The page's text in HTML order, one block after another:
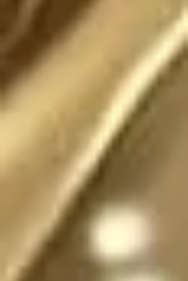
O tal vez no es
fantasía
Existió (o existe) una
realidad donde este
escrito no fue (o no
es) fantasía
En dicha realidad, los
ángeles no tienen
sexo, por lo que se
pueden mostrar en su
forma divina femenina
o masculina, y pueden